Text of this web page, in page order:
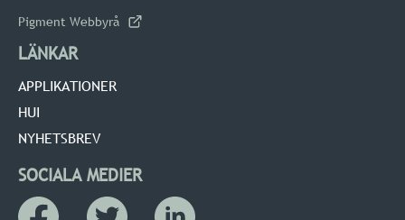
Pigment Webbyrå
LÄNKAR
APPLIKATIONER
HUI
NYHETSBREV
SOCIALA MEDIER